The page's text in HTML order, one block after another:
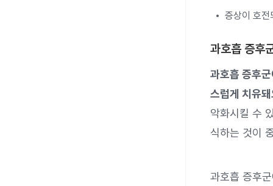
증상이 호전
과호흡 증후
과호흡 증후
스럽게 치유
악화시킬 수
식하는 것이
과호흡 증후